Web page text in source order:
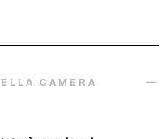
CAMERA